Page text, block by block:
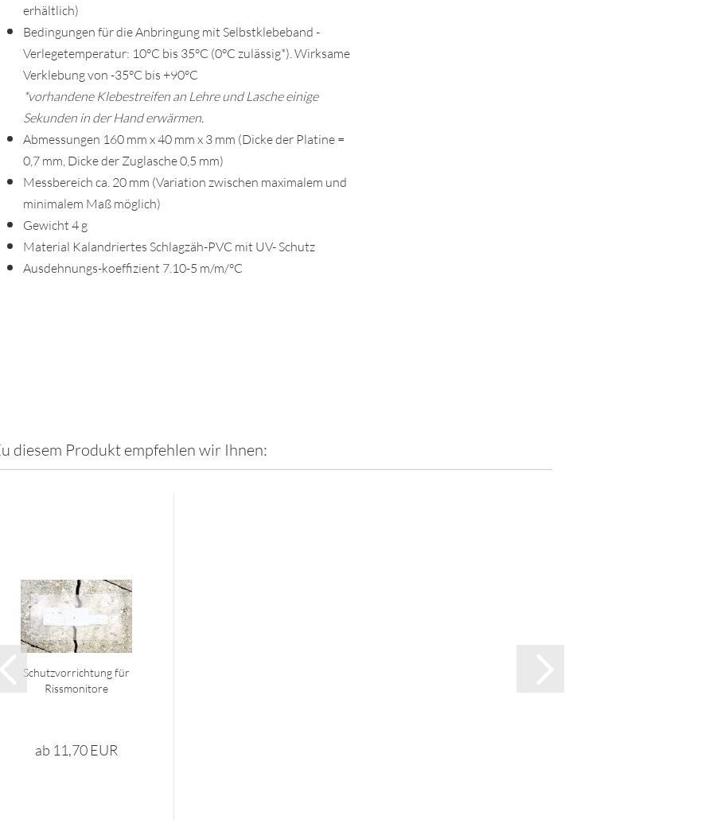
erhältlich)
Bedingungen für die Anbringung mit Selbstklebeband -
Verlegetemperatur: 10°C bis 35°C (0°C zulässig*). Wirksame
Verklebung von -35°C bis +90°C
*vorhandene Klebestreifen an Lehre und Lasche einige
Sekunden in der Hand erwärmen.
Abmessungen 160 mm x 40 mm x 3 mm (Dicke der Platine =
0,7 mm, Dicke der Zuglasche 0,5 mm)
Messbereich ca. 20 mm (Variation zwischen maximalem und
minimalem Maß möglich)
Gewicht 4 g
Material Kalandriertes Schlagzäh-PVC mit UV- Schutz
Ausdehnungs-koeffizient 7.10-5 m/m/°C
diesem Produkt empfehlen wir Ihnen:
Schutzvorrichtung für
Rissmonitore
ab 11,70 EUR